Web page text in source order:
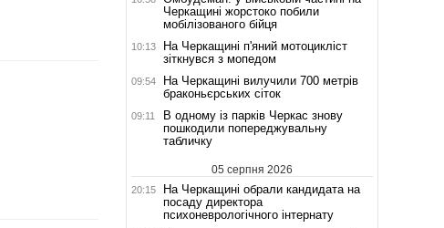
Черкащині жорстоко побили
мобілізованого бійця
10:13
На Черкащині п'яний мотоцикліст
зіткнувся з мопедом
09:54
На Черкащині вилучили 700 метрів
браконьєрських сіток
09:11
В одному із парків Черкас знову
пошкодили попереджувальну
табличку
05 серпня 2026
20:15
На Черкащині обрали кандидата на
посаду директора
психоневрологічного інтернату